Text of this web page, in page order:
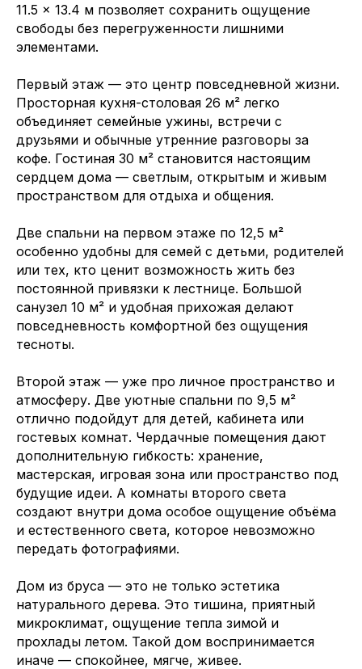
11.5 × 13.4 м позволяет сохранить ощущение
свободы без перегруженности лишними
элементами.
Первый этаж — это центр повседневной жизни.
Просторная кухня-столовая 26 м² легко
объединяет семейные ужины, встречи с
друзьями и обычные утренние разговоры за
кофе. Гостиная 30 м² становится настоящим
сердцем дома — светлым, открытым и живым
пространством для отдыха и общения.
Две спальни на первом этаже по 12,5 м²
особенно удобны для семей с детьми, родителей
или тех, кто ценит возможность жить без
постоянной привязки к лестнице. Большой
санузел 10 м² и удобная прихожая делают
повседневность комфортной без ощущения
тесноты.
Второй этаж — уже про личное пространство и
атмосферу. Две уютные спальни по 9,5 м²
отлично подойдут для детей, кабинета или
гостевых комнат. Чердачные помещения дают
дополнительную гибкость: хранение,
мастерская, игровая зона или пространство под
будущие идеи. А комнаты второго света
создают внутри дома особое ощущение объёма
и естественного света, которое невозможно
передать фотографиями.
Дом из бруса — это не только эстетика
натурального дерева. Это тишина, приятный
микроклимат, ощущение тепла зимой и
прохлады летом. Такой дом воспринимается
иначе — спокойнее, мягче, живее.